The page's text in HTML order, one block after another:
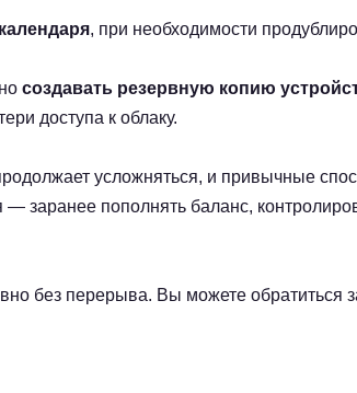
, при необходимости
создавать резервную копию
доступа к облаку.
усложняться, и привычные
— заранее пополнять баланс,
без перерыва. Вы можете обратиться